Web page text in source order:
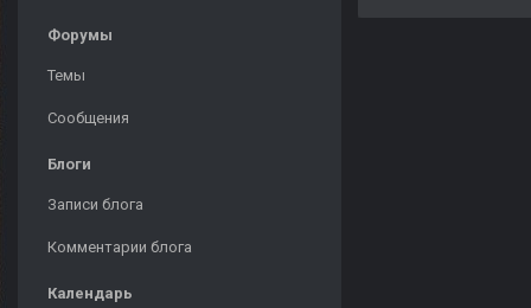
Форумы
Темы
Сообщения
Блоги
Записи блога
Комментарии блога
Календарь